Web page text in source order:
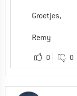
Groetjes,
Remy
0 0